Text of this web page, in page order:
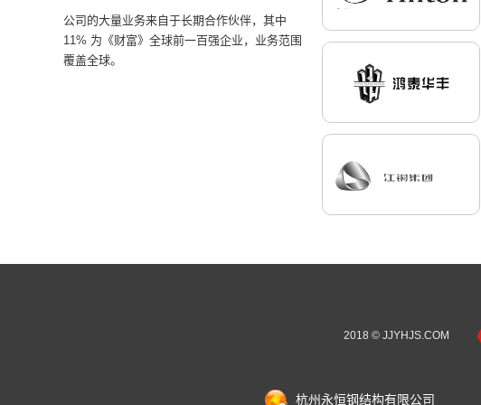
公司的大量业务来自于长期合作伙伴，其中
11% 为《财富》全球前一百强企业，业务范围
覆盖全球。
2018 © JJYHJS.COM
杭州永恒钢结构有限公司